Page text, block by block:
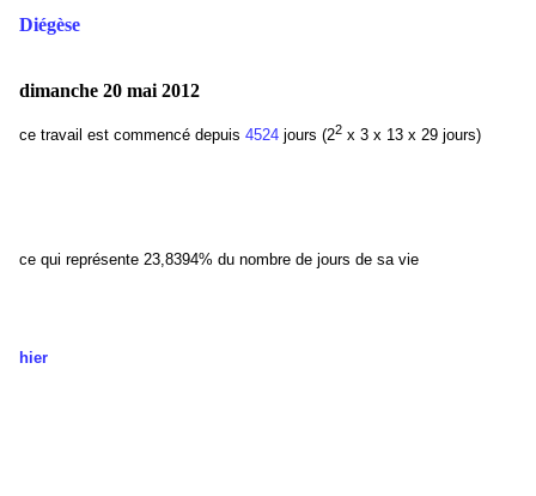
Diégèse
dimanche 20 mai 2012
ce travail est commencé depuis 4524 jours (22x 3 x 13 x 29 jours)
ce qui représente 23,8394% du nombre de jours de sa vie
hier